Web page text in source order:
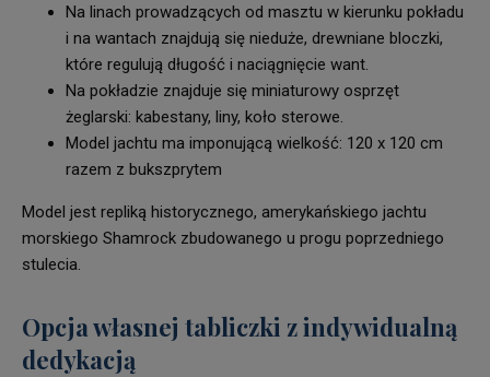
Na linach prowadzących od masztu w kierunku pokładu
i na wantach znajdują się nieduże, drewniane bloczki,
które regulują długość i naciągnięcie want.
Na pokładzie znajduje się miniaturowy osprzęt
żeglarski: kabestany, liny, koło sterowe.
Model jachtu ma imponującą wielkość: 120 x 120 cm
razem z bukszprytem
Model jest repliką historycznego, amerykańskiego jachtu
morskiego Shamrock zbudowanego u progu poprzedniego
stulecia.
Opcja własnej tabliczki z indywidualną
dedykacją